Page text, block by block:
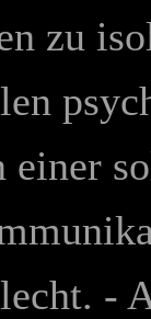
zu
einer
-